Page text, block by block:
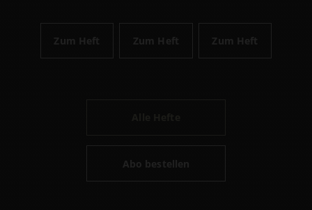
Zum Heft Zum Heft Zum Heft
Abo bestellen